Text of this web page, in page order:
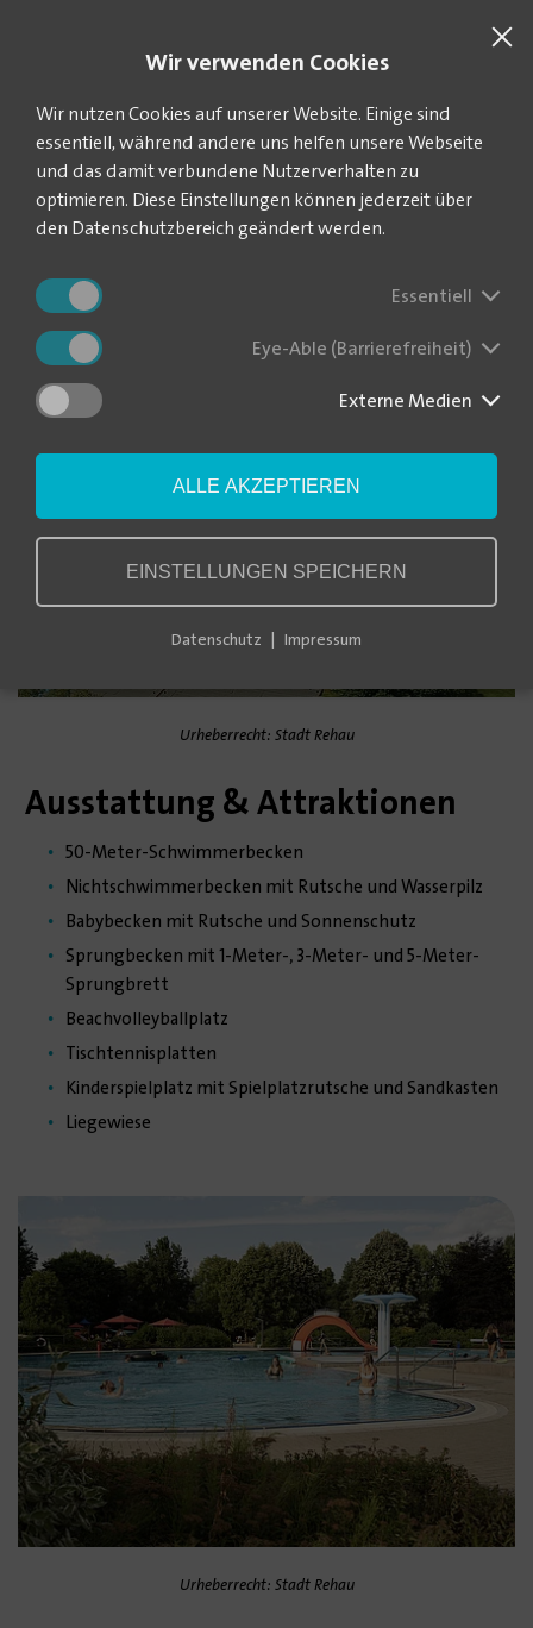
Willkommen im
Freibad Rehau!
Urheberrecht: Stadt Rehau
Ausstattung & Attraktionen
50-Meter-Schwimmerbecken
Nichtschwimmerbecken mit Rutsche und Wasserpilz
Babybecken mit Rutsche und Sonnenschutz
Sprungbecken mit 1-Meter-, 3-Meter- und 5-Meter-
Sprungbrett
Beachvolleyballplatz
Tischtennisplatten
Kinderspielplatz mit Spielplatzrutsche und Sandkasten
Liegewiese
Urheberrecht: Stadt Rehau
Wir verwenden Cookies
Wir nutzen Cookies auf unserer Website. Einige sind
essentiell, während andere uns helfen unsere Webseite
und das damit verbundene Nutzerverhalten zu
optimieren. Diese Einstellungen können jederzeit über
den Datenschutzbereich geändert werden.
Essentiell
Eye-Able (Barrierefreiheit)
Externe Medien
ALLE AKZEPTIEREN
EINSTELLUNGEN SPEICHERN
Datenschutz Impressum